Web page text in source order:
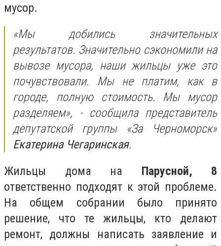
мусор.
«Мы добились значительных
результатов. Значительно сэкономили на
вывозе мусора, наши жильцы уже это
почувствовали. Мы не платим, как в
городе, полную стоимость. Мы мусор
разделяем», - сообщила представитель
депутатской группы «За Черноморск»
Екатерина Чегаринская.
Жильцы дома на Парусной, 8
ответственно подходят к этой проблеме.
На общем собрании было принято
решение, что те жильцы, кто делают
ремонт, должны написать заявление и